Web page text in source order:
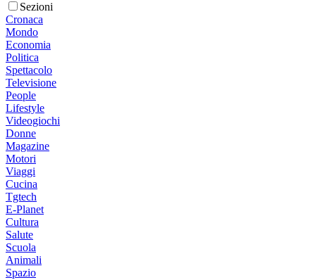
Sezioni
Cronaca
Mondo
Economia
Politica
Spettacolo
Televisione
People
Lifestyle
Videogiochi
Donne
Magazine
Motori
Viaggi
Cucina
Tgtech
E-Planet
Cultura
Salute
Scuola
Animali
Spazio